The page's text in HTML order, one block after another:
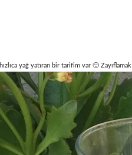
yağ yatıran bir tarifim var 🙂